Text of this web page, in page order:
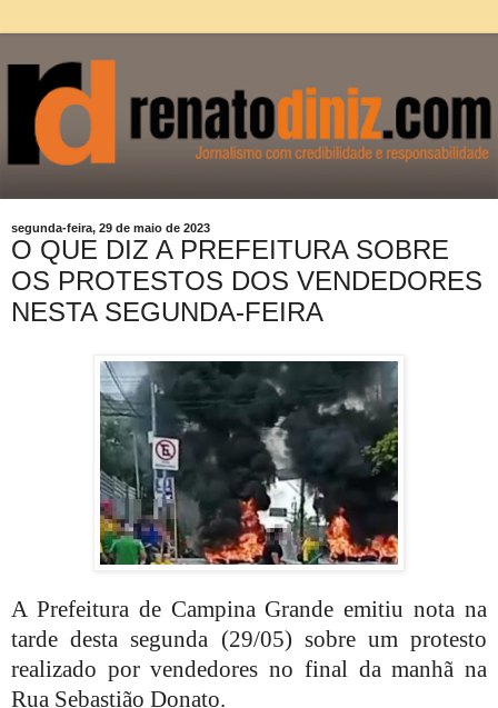
segunda-feira, 29 de maio de 2023
O QUE DIZ A PREFEITURA SOBRE
OS PROTESTOS DOS VENDEDORES
NESTA SEGUNDA-FEIRA
A Prefeitura de Campina Grande emitiu nota na
tarde desta segunda (29/05) sobre um protesto
realizado por vendedores no final da manhã na
Rua Sebastião Donato.